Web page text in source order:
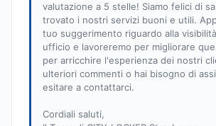
valutazione a 5 stelle! Siamo felici di
trovato i nostri servizi buoni e utili.
tuo suggerimento riguardo alla
ufficio e lavoreremo per migliorare
per arricchire l'esperienza dei nostri
ulteriori commenti o hai bisogno di
esitare a contattarci.
Cordiali saluti,